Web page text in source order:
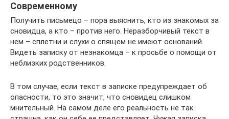
Современному
Получить письмецо – пора выяснить, кто из знакомых за
сновидца, а кто – против него. Неразборчивый текст в
нем – сплетни и слухи о спящем не имеют оснований.
Видеть записку от незнакомца – к просьбе о помощи от
неблизких родственников.
В том случае, если текст в записке предупреждает об
опасности, то это значит, что сновидец слишком
мнительный. На самом деле его реальность не так